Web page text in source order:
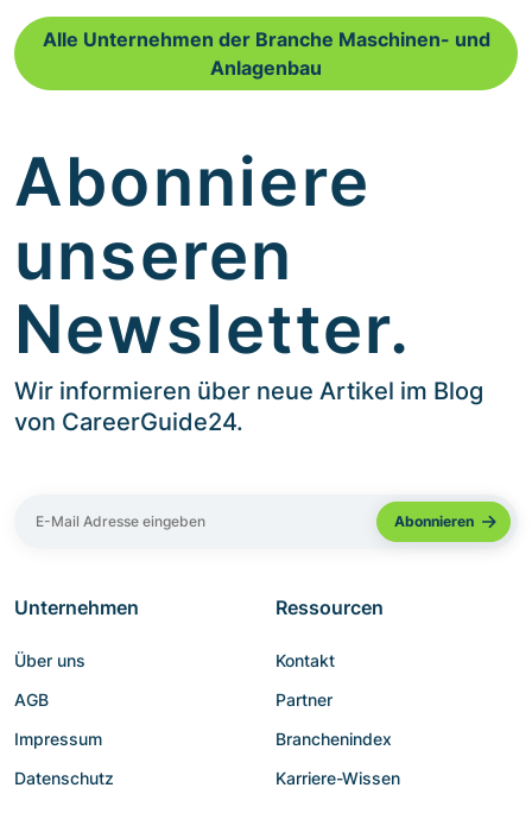
Alle Unternehmen der Branche Maschinen- und
Anlagenbau
Abonniere
unseren
Newsletter.
Wir informieren über neue Artikel im Blog
von CareerGuide24.
Unternehmen
Über uns
AGB
Impressum
Datenschutz
Ressourcen
Kontakt
Partner
Branchenindex
Karriere-Wissen